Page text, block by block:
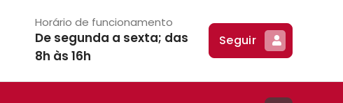
Horário de funcionamento
De segunda a sexta; das
8h às 16h
Seguir